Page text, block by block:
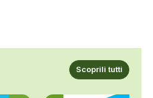
Scoprili tutti